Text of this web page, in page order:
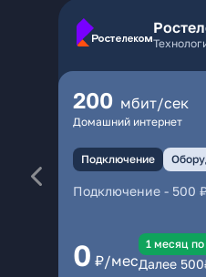
200 мбит/сек
Домашний интернет
Подключение
Подключение - 500
0 ₽/мес
1 месяц
Далее 500